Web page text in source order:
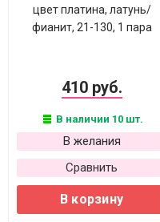
цвет платина, латунь/
фианит, 21-130, 1 пара
410 руб.
В наличии 10 шт.
В желания
Сравнить
В корзину